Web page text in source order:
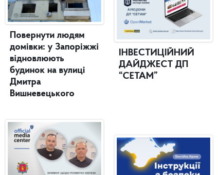
Повернути людям
домівки: у Запоріжжі
відновлюють
будинок на вулиці
Дмитра
Вишневецького
ІНВЕСТИЦІЙНИЙ
ДАЙДЖЕСТ ДП
“СЕТАМ”